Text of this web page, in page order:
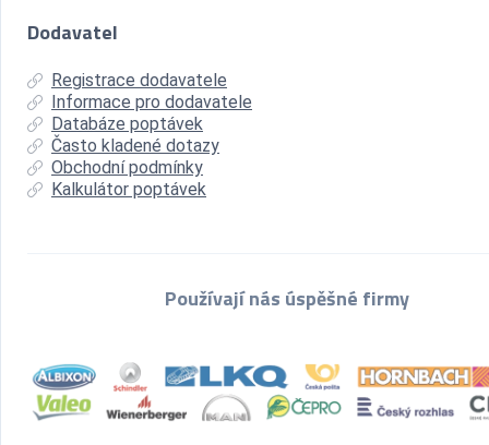
Dodavatel
Registrace dodavatele
Informace pro dodavatele
Databáze poptávek
Často kladené dotazy
Obchodní podmínky
Kalkulátor poptávek
Používají nás úspěšné firmy